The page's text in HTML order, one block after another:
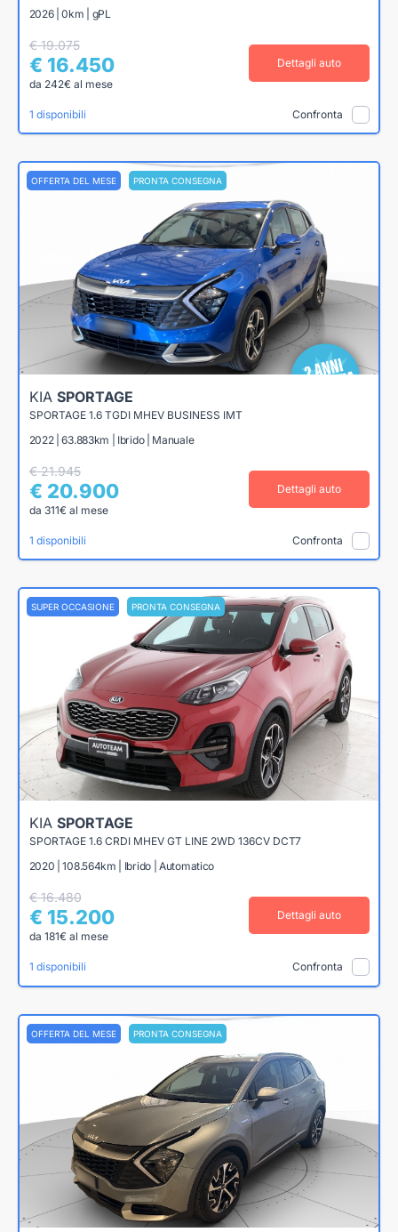
2026 | 0km | gPL
€ 19.075
€ 16.450
da 242€ al mese
Dettagli auto
1 disponibili Confronta
OFFERTA DEL MESE PRONTA CONSEGNA
KIA SPORTAGE
SPORTAGE 1.6 TGDI MHEV BUSINESS IMT
2022 | 63.883km | Ibrido | Manuale
€ 21.945
€ 20.900
da 311€ al mese
Dettagli auto
1 disponibili Confronta
SUPER OCCASIONE PRONTA CONSEGNA
KIA SPORTAGE
SPORTAGE 1.6 CRDI MHEV GT LINE 2WD 136CV DCT7
2020 | 108.564km | Ibrido | Automatico
€ 16.480
€ 15.200
da 181€ al mese
Dettagli auto
1 disponibili Confronta
OFFERTA DEL MESE PRONTA CONSEGNA